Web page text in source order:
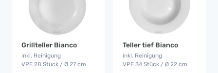
Grillteller Bianco
inkl. Reinigung
VPE 28 Stück / Ø 27 cm
Teller tief Bianco
inkl. Reinigung
VPE 34 Stück / Ø 22 cm